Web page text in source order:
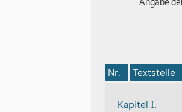
Nr. Textstelle
Kapitel I.